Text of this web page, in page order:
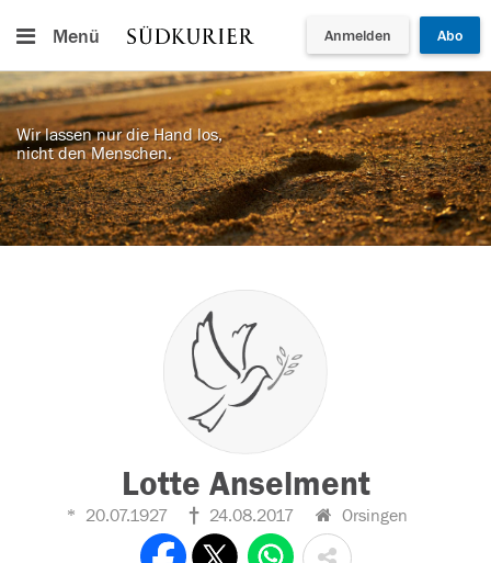
Menü Anmelden Abo
Wir lassen nur die Hand los,
nicht den Menschen.
Lotte Anselment
20.07.1927 24.08.2017 Orsingen